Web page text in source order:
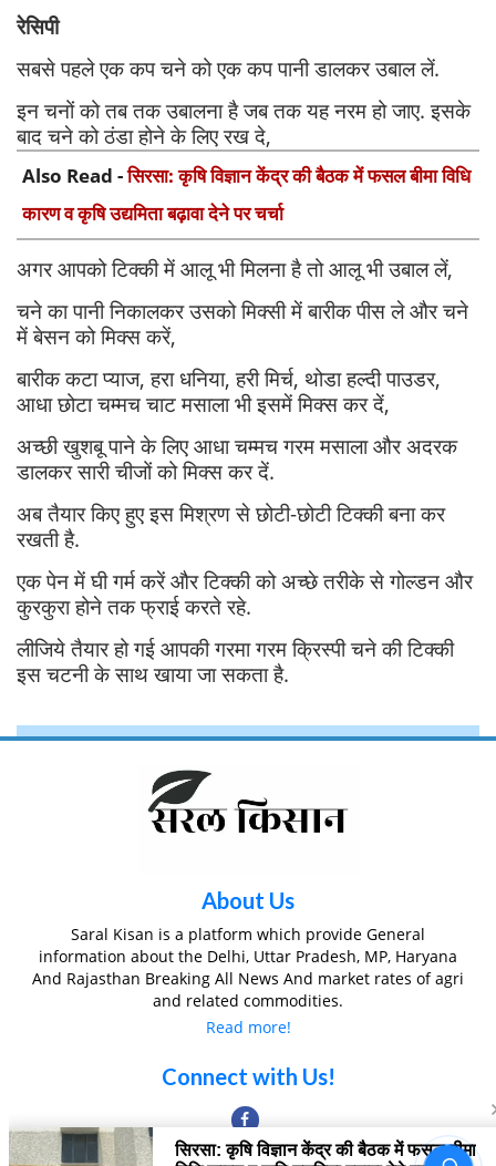
रेसिपी
सबसे पहले एक कप चने को एक कप पानी डालकर उबाल लें.
इन चनों को तब तक उबालना है जब तक यह नरम हो जाए. इसके
बाद चने को ठंडा होने के लिए रख दे,
Also Read -सिरसा: कृषि विज्ञान केंद्र की बैठक में फसल बीमा विधि
कारण व कृषि उद्यमिता बढ़ावा देने पर चर्चा
अगर आपको टिक्की में आलू भी मिलना है तो आलू भी उबाल लें,
चने का पानी निकालकर उसको मिक्सी में बारीक पीस ले और चने
में बेसन को मिक्स करें,
बारीक कटा प्याज, हरा धनिया, हरी मिर्च, थोडा हल्दी पाउडर,
आधा छोटा चम्मच चाट मसाला भी इसमें मिक्स कर दें,
अच्छी खुशबू पाने के लिए आधा चम्मच गरम मसाला और अदरक
डालकर सारी चीजों को मिक्स कर दें.
अब तैयार किए हुए इस मिश्रण से छोटी-छोटी टिक्की बना कर
रखती है.
एक पेन में घी गर्म करें और टिक्की को अच्छे तरीके से गोल्डन और
कुरकुरा होने तक फ्राई करते रहे.
लीजिये तैयार हो गई आपकी गरमा गरम क्रिस्पी चने की टिक्की
इस चटनी के साथ खाया जा सकता है.
About Us
Saral Kisan is a platform which provide General
information about the Delhi, Uttar Pradesh, MP, Haryana
And Rajasthan Breaking All News And market rates of agri
and related commodities.
Read more!
Connect with Us!